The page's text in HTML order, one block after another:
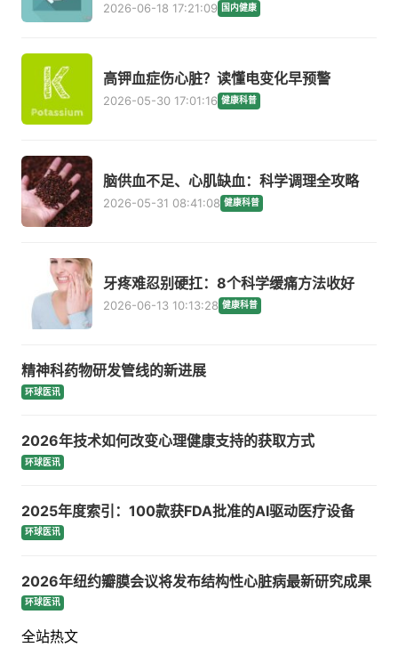
2026-06-18 17:21:09 国内健康
高钾血症伤心脏？读懂电变化早预警
2026-05-30 17:01:16 健康科普
脑供血不足、心肌缺血：科学调理全攻略
2026-05-31 08:41:08 健康科普
牙疼难忍别硬扛：8个科学缓痛方法收好
2026-06-13 10:13:28 健康科普
精神科药物研发管线的新进展
环球医讯
2026年技术如何改变心理健康支持的获取方式
环球医讯
2025年度索引：100款获FDA批准的AI驱动医疗设备
环球医讯
2026年纽约瓣膜会议将发布结构性心脏病最新研究成果
环球医讯
全站热文